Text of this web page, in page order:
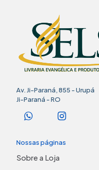
Av. Ji-Paraná, 855 - Urupá
Ji-Paraná - RO
Nossas páginas
Sobre a Loja